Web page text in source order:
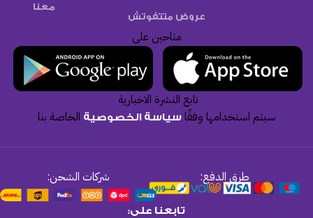
عروض متتفوتش
معنا
متاحين على
تابع النشرة الاخبارية
سيتم استخدامها وفقًاسياسة الخصوصية الخاصة بنا
طرق الدفع: شركات الشحن:
تابعنا على: